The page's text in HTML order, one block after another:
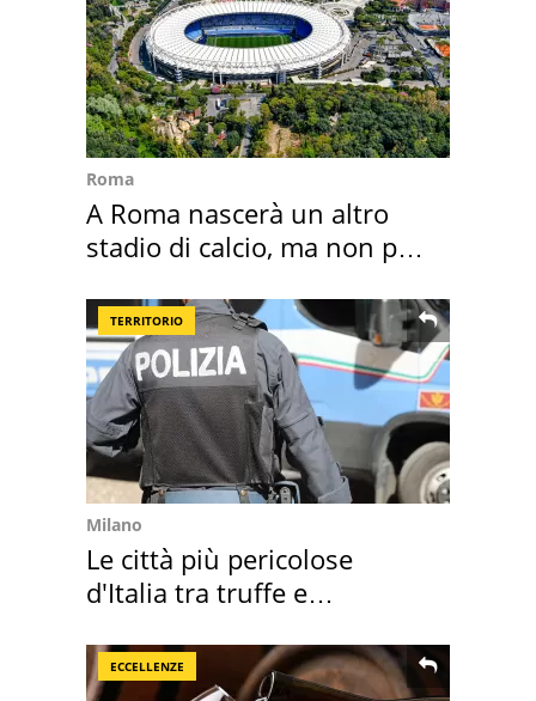
Roma
A Roma nascerà un altro
stadio di calcio, ma non per
TERRITORIO
Milano
Le città più pericolose
d'Italia tra truffe e
ECCELLENZE